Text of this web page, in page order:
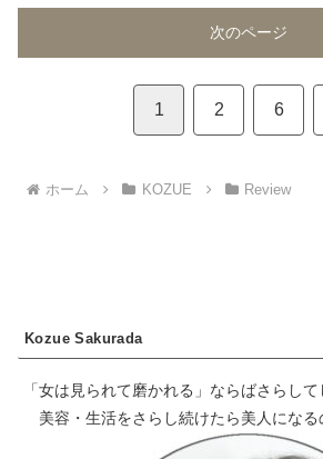
次のページ
1 2 6
ホーム KOZUE Review
Kozue Sakurada
「女は見られて磨かれる」ならばさらし
美容・生活をさらし続けたら美人にな